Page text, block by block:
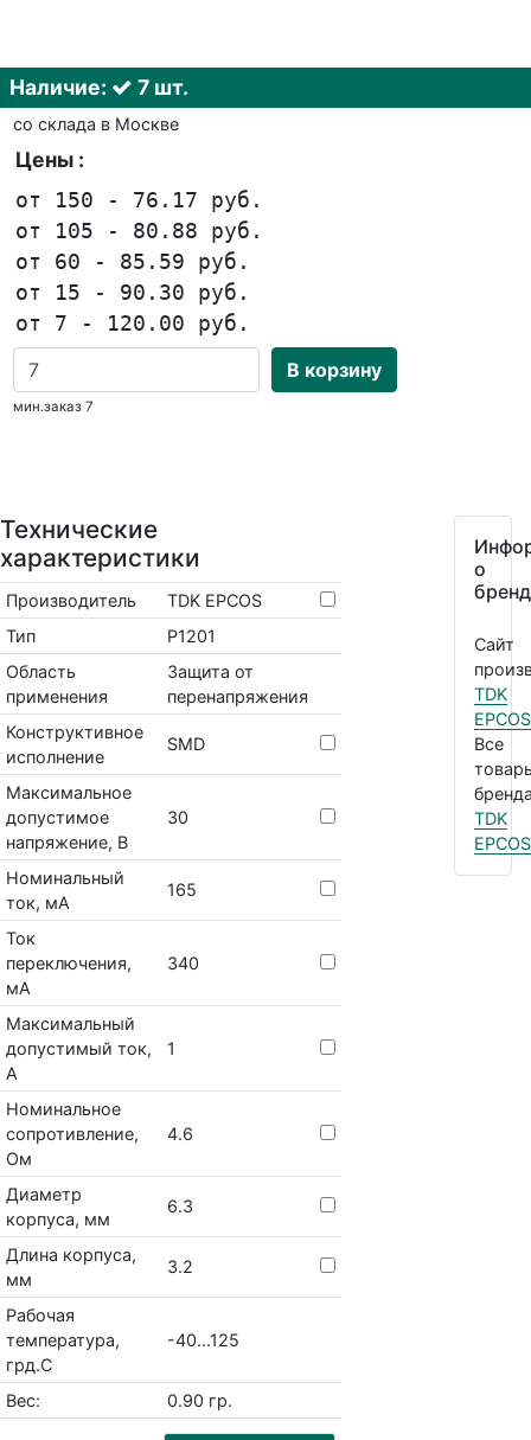
Наличие: 7 шт.
со склада в Москве
Цены :
от 150 - 76.17 руб.
от 105 - 80.88 руб.
от 60 - 85.59 руб.
от 15 - 90.30 руб.
от 7 - 120.00 руб.
В корзину
мин.заказ 7
Технические
характеристики
Производитель
TDK EPCOS
Тип
P1201
Область
применения
Защита от
перенапряжения
Конструктивное
исполнение
SMD
Максимальное
допустимое
напряжение, В
30
Номинальный
ток, мА
165
Ток
переключения,
мА
340
Максимальный
допустимый ток,
А
1
Номинальное
сопротивление,
Ом
4.6
Диаметр
корпуса, мм
6.3
Длина корпуса,
мм
3.2
Рабочая
температура,
грд.С
-40...125
Вес: 0.90 гр.
о
Сайт
TDK
EPCOS
Все
TDK
EPCOS